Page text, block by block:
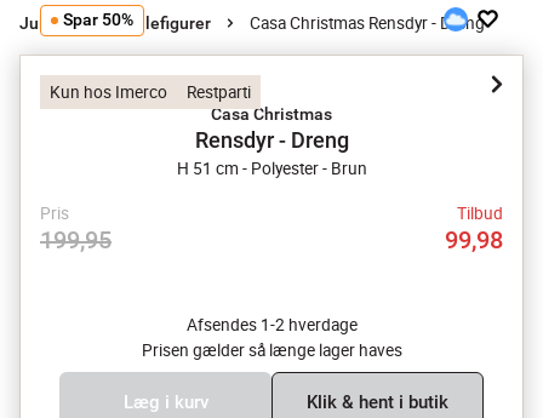
Julepynt Julefigurer Casa Christmas Rensdyr - Dreng
Kun hos Imerco Restparti
Spar 50%
Casa Christmas
Rensdyr - Dreng
H 51 cm - Polyester - Brun
Pris
199,95
Tilbud
99,98
Afsendes 1-2 hverdage
Prisen gælder så længe lager haves
Læg i kurv Klik & hent i butik